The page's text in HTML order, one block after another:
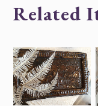
Related